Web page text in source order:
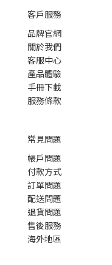
客戶服務
品牌官網
關於我們
客服中心
產品體驗
手冊下載
服務條款
常見問題
帳戶問題
付款方式
訂單問題
配送問題
退貨問題
售後服務
海外地區